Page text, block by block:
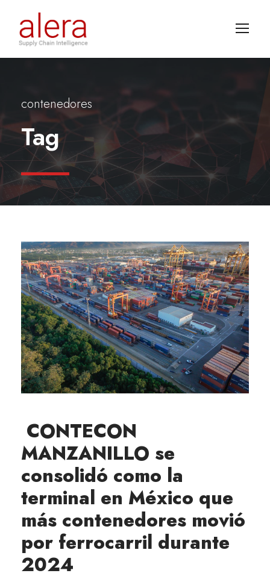
contenedores
Tag
CONTECON
MANZANILLO se
consolidó como la
terminal en México que
más contenedores movió
por ferrocarril durante
2024